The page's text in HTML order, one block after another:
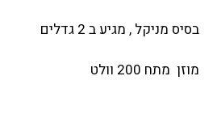
בסיס מניקל , מגיע ב 2 גדלים
מוזן מתח 200 וולט